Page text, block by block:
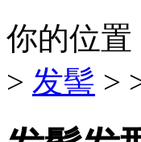
你的位置
> 发髻 >